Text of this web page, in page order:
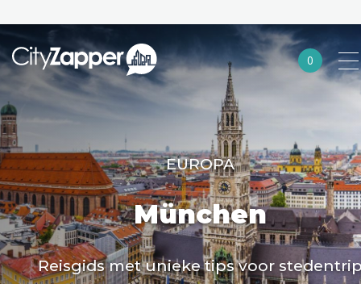
0
Alle steden
Nederland
België
Duitsland
Europa
Noord-Amerika
EUROPA
München
Reisgids met unieke tips voor